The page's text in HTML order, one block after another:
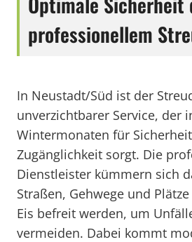
professionellem
In Neustadt/Süd ist der
unverzichtbarer Service, der
Wintermonaten für
Zugänglichkeit sorgt. Die
Dienstleister kümmern sich
Straßen, Gehwege und
Eis befreit werden, um
vermeiden. Dabei kommt